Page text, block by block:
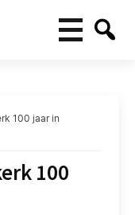
100 jaar in
100